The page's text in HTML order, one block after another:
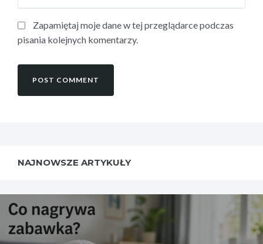
Zapamiętaj moje dane w tej przeglądarce podczas
pisania kolejnych komentarzy.
NAJNOWSZE ARTYKUŁY